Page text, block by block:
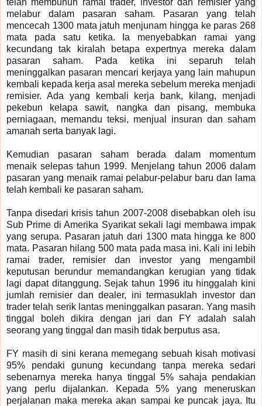
melabur dalam pasaran saham. Pasaran yang telah
mencecah 1300 mata jatuh menjunam hingga ke paras 268
mata pada satu ketika. Ia menyebabkan ramai yang
kecundang tak kiralah betapa expertnya mereka dalam
pasaran saham. Pada ketika ini separuh telah
meninggalkan pasaran mencari kerjaya yang lain mahupun
kembali kepada kerja asal mereka sebelum mereka menjadi
remisier. Ada yang kembali kerja bank, kilang, menjadi
pekebun kelapa sawit, nangka dan pisang, membuka
perniagaan, memandu teksi, menjual insuran dan saham
amanah serta banyak lagi.
Kemudian pasaran saham berada dalam momentum
menaik selepas tahun 1999. Menjelang tahun 2006 dalam
pasaran yang menaik ramai pelabur-pelabur baru dan lama
telah kembali ke pasaran saham.
Tanpa disedari krisis tahun 2007-2008 disebabkan oleh isu
Sub Prime di Amerika Syarikat sekali lagi membawa impak
yang serupa. Pasaran jatuh dari 1300 mata hingga ke 800
mata. Pasaran hilang 500 mata pada masa ini. Kali ini lebih
ramai trader, remisier dan investor yang mengambil
keputusan berundur memandangkan kerugian yang tidak
lagi dapat ditanggung. Sejak tahun 1996 itu hinggalah kini
jumlah remisier dan dealer, ini termasuklah investor dan
trader telah serik lantas meninggalkan pasaran. Yang masih
tinggal boleh dikira dengan jari dan FY adalah salah
seorang yang tinggal dan masih tidak berputus asa.
FY masih di sini kerana memegang sebuah kisah motivasi
95% pendaki gunung kecundang tanpa mereka sedari
sebenarnya mereka hanya tinggal 5% sahaja pendakian
yang perlu dijalankan. Kepada 5% yang meneruskan
perjalanan maka mereka akan sampai ke puncak jaya. Itu